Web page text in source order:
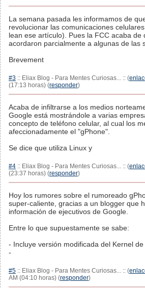
La semana pasada les informamos de
revolucionar las comunicaciones
lean ese artículo). Pues la FCC acaba de
acordaron parcialmente a algunas de las
Brevement
#3 :: Eliax Blog - Para Mentes Curiosas... :: (
(17:13 horas) (responder)
Acaba de infiltrarse a los medios
Google está mostrándole a varias
concepto de teléfono celular, al cual los
afeccionadamente el "gPhone".
Se dice que utiliza Linux y
#4 :: Eliax Blog - Para Mentes Curiosas... :: (
(23:37 horas) (responder)
Hoy los rumores sobre el rumoreado
super-caliente, gracias a un blogger que
información de ejecutivos de Google.
Entre lo que supuestamente se sabe:
- Incluye versión modificada del Kernel de
-
#5 :: Eliax Blog - Para Mentes Curiosas... :: (
AM (04:10 horas) (responder)